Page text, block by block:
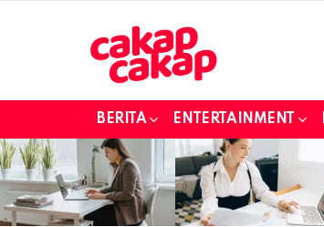
BERITA ENTERTAINMENT
LATEST
STORIES